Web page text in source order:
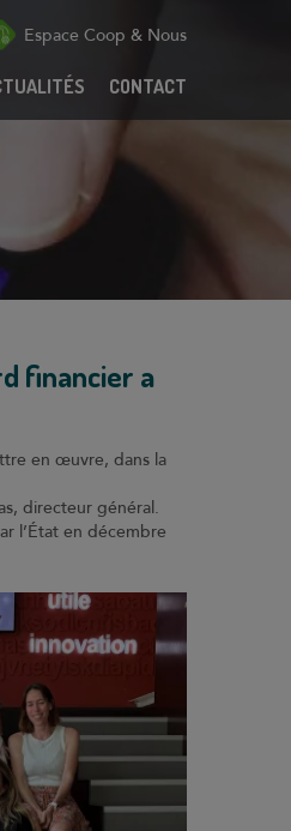
Espace Coop & Nous
CONTACT
financier a
en œuvre, dans la
directeur général.
l’État en décembre
Menu
BRS
Technicoop
Actualités
Coop et Nous
Suivez-nous sur
Suivez-nous sur
Suivez-nous sur